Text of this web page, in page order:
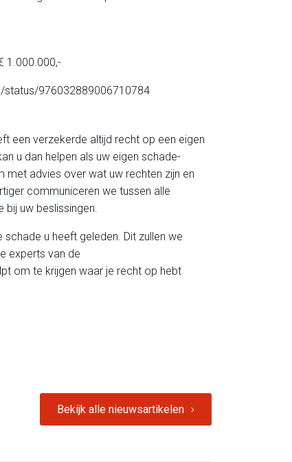
1.000.000,-
976032889006710784
een verzekerde altijd recht op een eigen
u dan helpen als uw eigen schade-
met advies over wat uw rechten zijn en
communiceren we tussen alle
bij uw beslissingen.
u heeft geleden. Dit zullen we
experts van de
om te krijgen waar je recht op hebt
Bekijk alle nieuwsartikelen